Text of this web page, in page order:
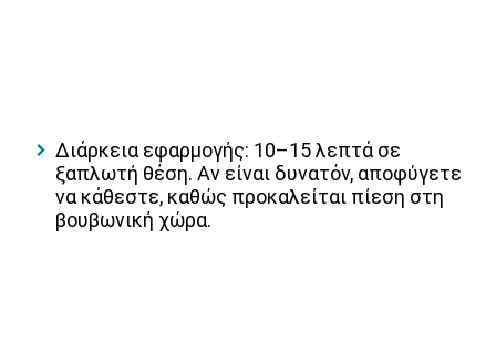
Διάρκεια εφαρμογής: 10–15 λεπτά σε
ξαπλωτή θέση. Αν είναι δυνατόν, αποφύγετε
να κάθεστε, καθώς προκαλείται πίεση στη
βουβωνική χώρα.